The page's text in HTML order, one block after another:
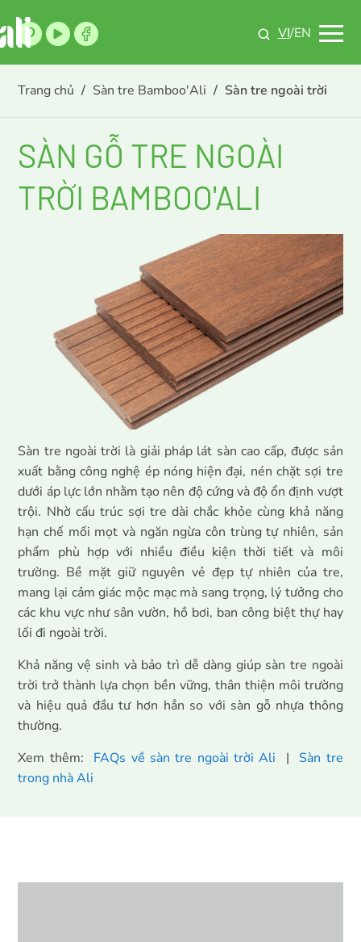
VI/EN
Trang chủ / Sàn tre Bamboo'Ali / Sàn tre ngoài trời
SÀN GỖ TRE NGOÀI
TRỜI BAMBOO'ALI
Sàn tre ngoài trời là giải pháp lát sàn cao cấp, được sản
xuất bằng công nghệ ép nóng hiện đại, nén chặt sợi tre
dưới áp lực lớn nhằm tạo nên độ cứng và độ ổn định vượt
trội. Nhờ cấu trúc sợi tre dài chắc khỏe cùng khả năng
hạn chế mối mọt và ngăn ngừa côn trùng tự nhiên, sản
phẩm phù hợp với nhiều điều kiện thời tiết và môi
trường. Bề mặt giữ nguyên vẻ đẹp tự nhiên của tre,
mang lại cảm giác mộc mạc mà sang trọng, lý tưởng cho
các khu vực như sân vườn, hồ bơi, ban công biệt thự hay
lối đi ngoài trời.
Khả năng vệ sinh và bảo trì dễ dàng giúp sàn tre ngoài
trời trở thành lựa chọn bền vững, thân thiện môi trường
và hiệu quả đầu tư hơn hẳn so với sàn gỗ nhựa thông
thường.
Xem thêm: FAQs về sàn tre ngoài trời Ali | Sàn tre
trong nhà Ali